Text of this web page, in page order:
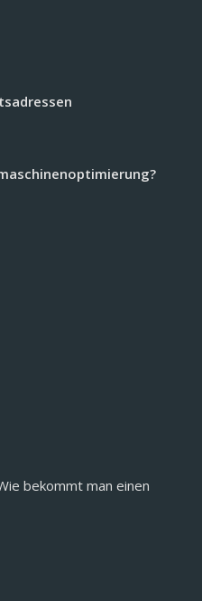
bekommt man einen